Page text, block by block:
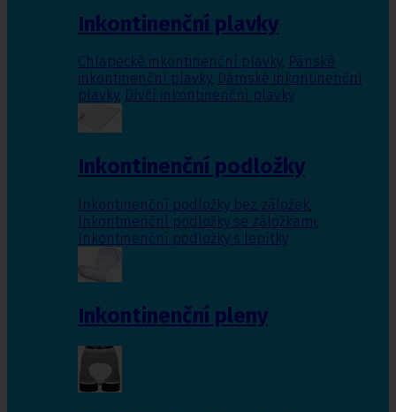
Inkontinenční plavky
Chlapecké inkontinenční plavky, Pánské
inkontinenční plavky, Dámské inkontinenční
plavky, Dívčí inkontinenční plavky
Inkontinenční podložky
Inkontinenční podložky bez záložek,
Inkontinenční podložky se záložkami,
Inkontinenční podložky s lepítky
Inkontinenční pleny